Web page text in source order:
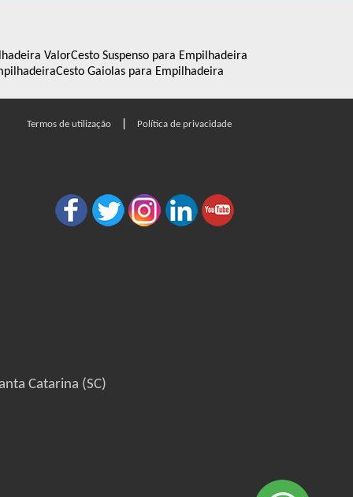
ValorCesto Suspenso para Empilhadeira
Cesto Gaiolas para Empilhadeira
Termos de utilização Política de privacidade
Catarina (SC)